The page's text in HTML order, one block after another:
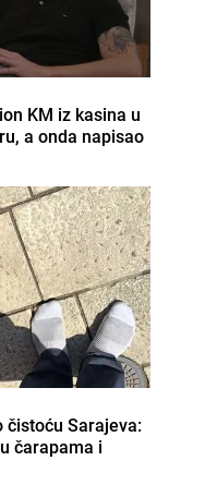
KM iz kasina u
a onda napisao
čistoću Sarajeva:
čarapama i